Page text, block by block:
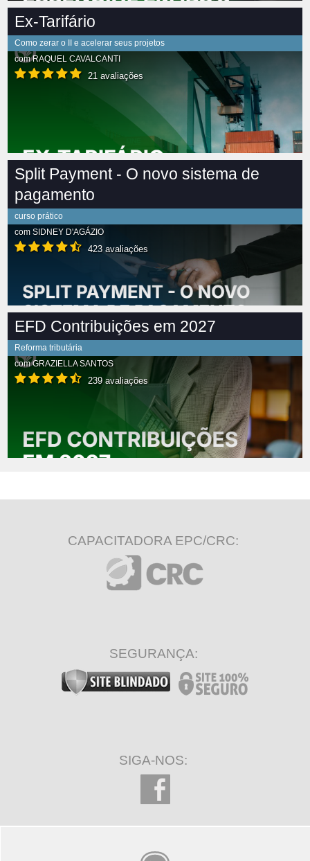
Ex-Tarifário
Como zerar o II e acelerar seus projetos
comRAQUEL CAVALCANTI
21 avaliações
Split Payment - O novo sistema de
pagamento
curso prático
com SIDNEY D'AGÁZIO
423 avaliações
EFD Contribuições em 2027
Reforma tributária
comGRAZIELLA SANTOS
239 avaliações
CAPACITADORA EPC/CRC:
SEGURANÇA:
SIGA-NOS: